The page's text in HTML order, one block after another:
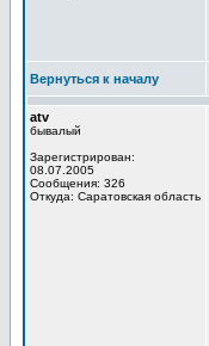
Вернуться к началу
atv
бывалый
Зарегистрирован:
08.07.2005
Сообщения: 326
Откуда: Саратовская область